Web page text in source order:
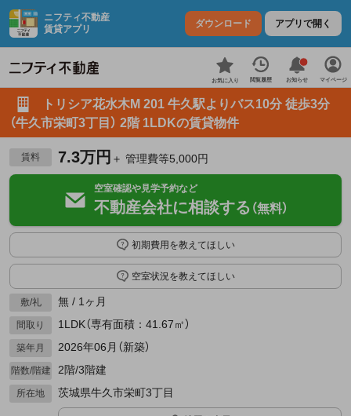
ニフティ不動産
賃貸アプリ
ダウンロード アプリで開く
お気に入り 閲覧履歴 お知らせ マイページ
トリシア花水木M 201 牛久駅よりバス10分 徒歩3分
（牛久市栄町3丁目） 2階 1LDKの賃貸物件
賃料 7.3万円 ＋ 管理費等5,000円
空室確認や見学予約など
不動産会社に相談する （無料）
初期費用を教えてほしい
空室状況を教えてほしい
敷/礼 無 / 1ヶ月
間取り 1LDK（専有面積：41.67㎡）
築年月 2026年06月（新築）
階数/階建 2階/3階建
所在地 茨城県牛久市栄町3丁目